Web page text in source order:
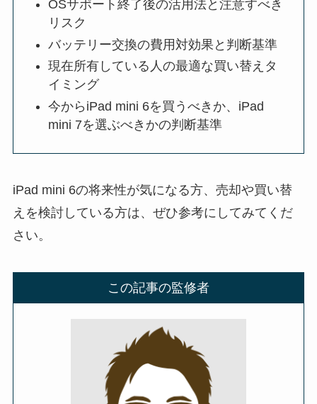
OSサポート終了後の活用法と注意すべき
リスク
バッテリー交換の費用対効果と判断基準
現在所有している人の最適な買い替えタ
イミング
今からiPad mini 6を買うべきか、iPad
mini 7を選ぶべきかの判断基準
iPad mini 6の将来性が気になる方、売却や買い替
えを検討している方は、ぜひ参考にしてみてくだ
さい。
この記事の監修者